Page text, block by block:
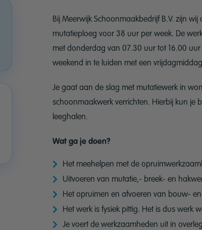
Bij Meerwijk Schoonmaakbedrijf B.V. zijn
mutatieploeg voor 38 uur per week. De
met donderdag van 07.30 uur tot 16.00
weekend in te luiden met een
Je gaat aan de slag met mutatiewerk in
schoonmaakwerk verrichten. Hierbij kun je
leeghalen.
Wat ga je doen?
Het meehelpen met de
Uitvoeren van mutatie,- breek- en
Het opruimen en afvoeren van bouw-
Het werk is fysiek pittig. Het is dus werk
Je voert de werkzaamheden uit in